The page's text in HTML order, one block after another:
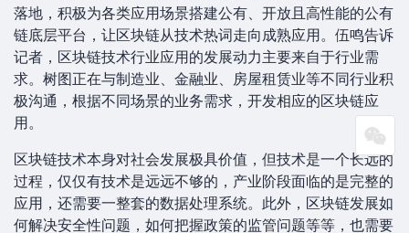
落地，积极为各类应用场景搭建公有、开放且高性能的公有
链底层平台，让区块链从技术热词走向成熟应用。伍鸣告诉
记者，区块链技术行业应用的发展动力主要来自于行业需
求。树图正在与制造业、金融业、房屋租赁业等不同行业积
极沟通，根据不同场景的业务需求，开发相应的区块链应
用。
区块链技术本身对社会发展极具价值，但技术是一个长远的
过程，仅仅有技术是远远不够的，产业阶段面临的是完整的
应用，还需要一整套的数据处理系统。此外，区块链发展如
何解决安全性问题，如何把握政策的监管问题等等，也需要